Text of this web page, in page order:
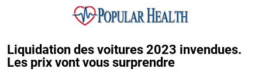
Popular Health
Liquidation des voitures 2023 invendues.
Les prix vont vous surprendre